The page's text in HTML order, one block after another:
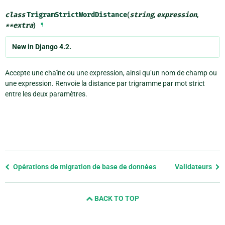
classTrigramStrictWordDistance(string, expression,
**extra) ¶
New in Django 4.2.
Accepte une chaîne ou une expression, ainsi qu’un nom de champ ou
une expression. Renvoie la distance par trigramme par mot strict
entre les deux paramètres.
Previous
Opérations de migration de base de données Validateurs
BACK TO TOP